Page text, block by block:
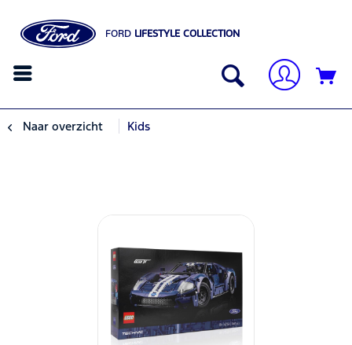
FORD LIFESTYLE COLLECTION
Naar overzicht Kids